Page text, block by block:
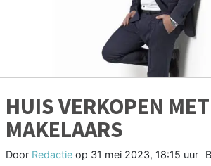
HUIS VERKOPEN
MAKELAARS
Door Redactie op 31 mei 2023, 18:15 uur